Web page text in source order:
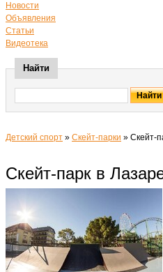
Новости
Объявления
Статьи
Видеотека
Найти
Детский спорт » Скейт-парки » Скейт-
Скейт-парк в